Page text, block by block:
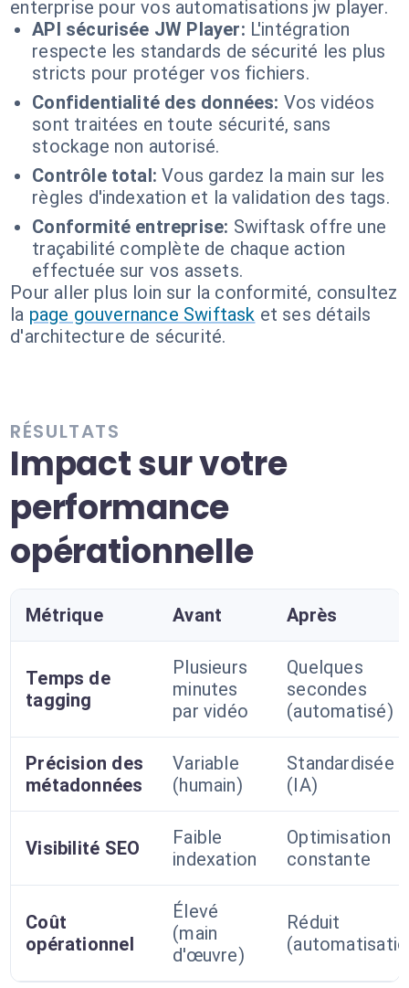
enterprise pour vos automatisations jw player.
API sécurisée JW Player: L'intégration
respecte les standards de sécurité les plus
stricts pour protéger vos fichiers.
Confidentialité des données: Vos vidéos
sont traitées en toute sécurité, sans
stockage non autorisé.
Contrôle total: Vous gardez la main sur les
règles d'indexation et la validation des tags.
Conformité entreprise: Swiftask offre une
traçabilité complète de chaque action
effectuée sur vos assets.
Pour aller plus loin sur la conformité, consultez
la page gouvernance Swiftask et ses détails
d'architecture de sécurité.
RÉSULTATS
Impact sur votre
performance
opérationnelle
Métrique Avant Après
Temps de
tagging
Plusieurs
minutes
par vidéo
Quelques
secondes
(automatisé)
Précision des
métadonnées
Variable
(humain)
Standardisée
(IA)
Visibilité SEO
Faible
indexation
Optimisation
constante
Coût
opérationnel
Élevé
(main
d'œuvre)
Réduit